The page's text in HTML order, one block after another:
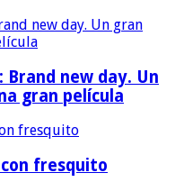
Brand new day. Un
gran película
con fresquito